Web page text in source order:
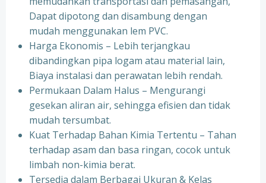
Dapat dipotong dan disambung dengan
mudah menggunakan lem PVC.
Harga Ekonomis – Lebih terjangkau
dibandingkan pipa logam atau material lain,
Biaya instalasi dan perawatan lebih rendah.
Permukaan Dalam Halus – Mengurangi
gesekan aliran air, sehingga efisien dan tidak
mudah tersumbat.
Kuat Terhadap Bahan Kimia Tertentu – Tahan
terhadap asam dan basa ringan, cocok untuk
limbah non-kimia berat.
Tersedia dalam Berbagai Ukuran & Kelas